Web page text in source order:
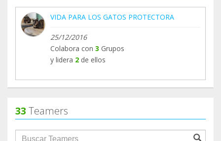
VIDA PARA LOS GATOS PROTECTORA
25/12/2016
Colabora con 3 Grupos
y lidera 2 de ellos
33 Teamers
groupProfile.searchForm.search.text???